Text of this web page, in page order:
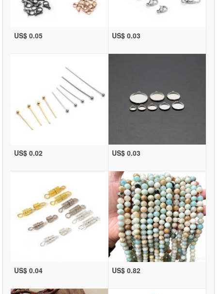
US$ 0.05 US$ 0.03
US$ 0.02 US$ 0.03
US$ 0.04 US$ 0.82